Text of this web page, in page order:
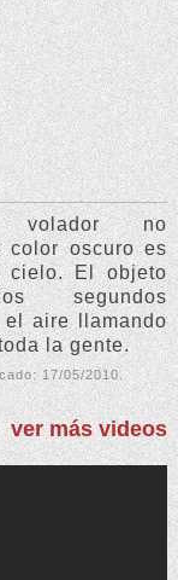
volador no
color oscuro es
cielo. El objeto
segundos
el aire llamando
la gente.
17/05/2010.
ver más videos